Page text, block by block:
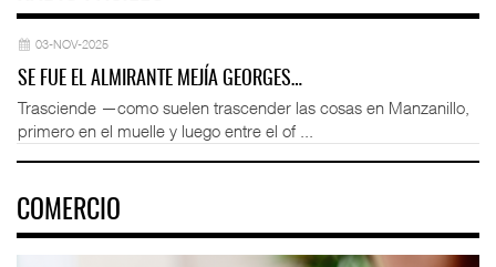
03-NOV-2025
SE FUE EL ALMIRANTE MEJÍA GEORGES…
Trasciende —como suelen trascender las cosas en Manzanillo,
primero en el muelle y luego entre el of ...
COMERCIO